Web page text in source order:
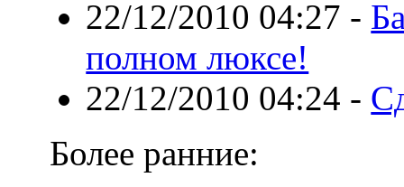
22/12/2010 04:27 -
полном люксе!
22/12/2010 04:24 -
Более ранние: